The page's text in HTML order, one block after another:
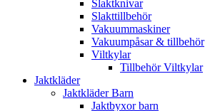
Slaktknivar
Slakttillbehör
Vakuummaskiner
Vakuumpåsar & tillbehör
Viltkylar
Tillbehör Viltkylar
Jaktkläder
Jaktkläder Barn
Jaktbyxor barn